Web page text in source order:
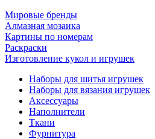
Мировые бренды
Алмазная мозаика
Картины по номерам
Раскраски
Изготовление кукол и игрушек
Наборы для шитья игрушек
Наборы для вязания игрушек
Аксессуары
Наполнители
Ткани
Фурнитура